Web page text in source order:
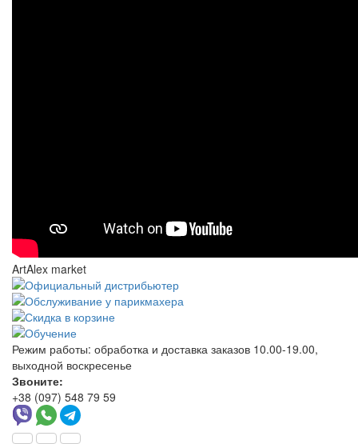
ArtAlex market
Режим работы: обработка и доставка заказов 10.00-19.00,
выходной воскресенье
Звоните:
+38 (097) 548 79 59